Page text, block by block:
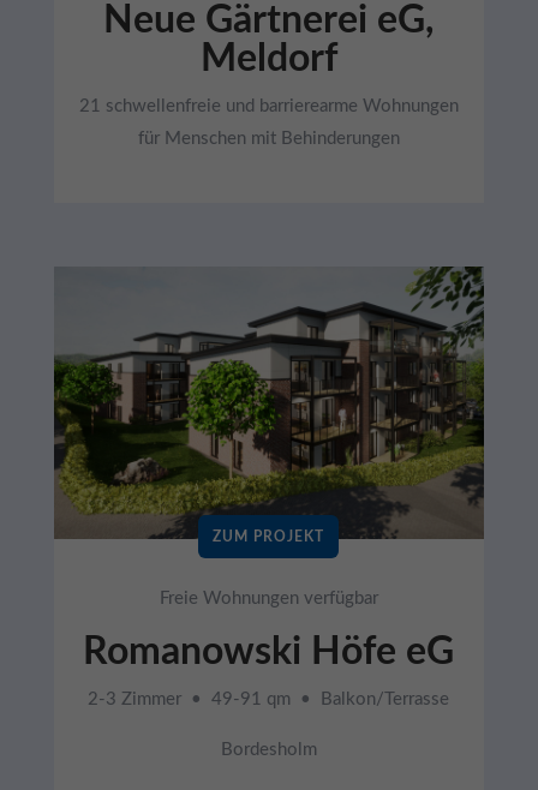
Neue Gärtnerei eG,
Meldorf
21 schwellenfreie und barrierearme Wohnungen
für Menschen mit Behinderungen
ZUM PROJEKT
Freie Wohnungen verfügbar
Romanowski Höfe eG
2-3 Zimmer • 49-91 qm • Balkon/Terrasse
Bordesholm